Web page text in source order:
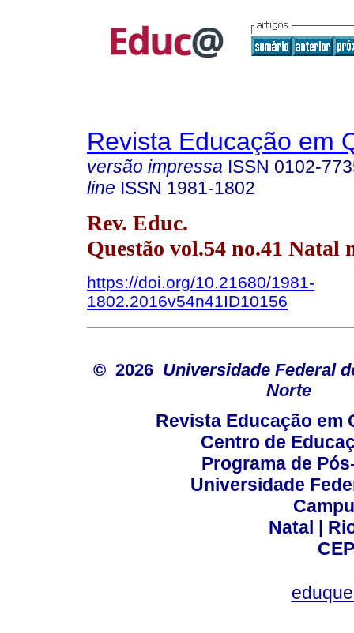
Revista Educação em
versão impressa ISSN 0102-
line ISSN 1981-1802
Rev. Educ.
Questão vol.54 no.41 Natal
https://doi.org/10.21680/1981-
1802.2016v54n41ID10156
© 2026 Universidade Federal
Norte
Revista Educação em
Centro de
Programa de
Universidade
Natal |